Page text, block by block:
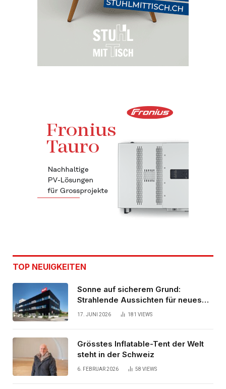
TOP NEUIGKEITEN
Sonne auf sicherem Grund:
Strahlende Aussichten für neues
Bürogebäude
17. JUNI 2026 181 VIEWS
Grösstes Inflatable-Tent der Welt
steht in der Schweiz
6. FEBRUAR 2026 58 VIEWS